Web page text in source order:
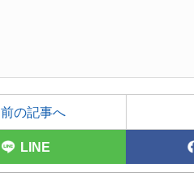
前の記事へ
LINE